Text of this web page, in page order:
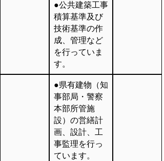
●公共建築工事
積算基準及び
技術基準の作
成、管理など
を行っていま
す。
●県有建物（知
事部局・警察
本部所管施
設）の営繕計
画、設計、工
事監理を行っ
ています。